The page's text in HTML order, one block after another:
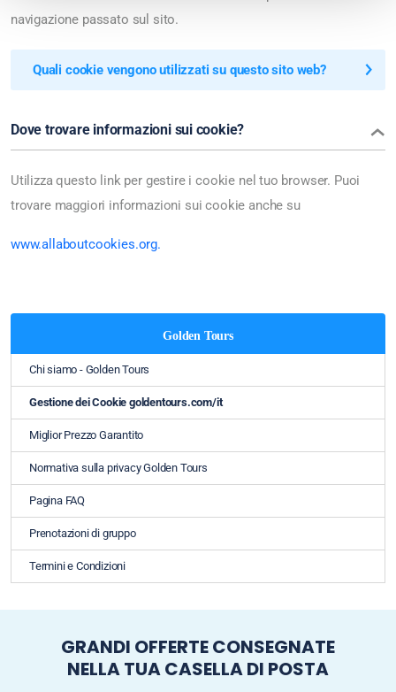
Golden Tours
Chi siamo - Golden Tours
Gestione dei Cookie goldentours.com/it
Miglior Prezzo Garantito
Normativa sulla privacy Golden Tours
Pagina FAQ
Prenotazioni di gruppo
Termini e Condizioni
navigazione passato sul sito.
Quali cookie vengono utilizzati su questo sito web?
Dove trovare informazioni sui cookie?
Utilizza questo link per gestire i cookie nel tuo browser. Puoi
trovare maggiori informazioni sui cookie anche su
www.allaboutcookies.org.
GRANDI OFFERTE CONSEGNATE
NELLA TUA CASELLA DI POSTA